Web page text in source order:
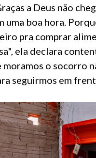
a Deus não
uma boa hora.
pra comprar
ela declara
moramos o socorro
seguirmos em